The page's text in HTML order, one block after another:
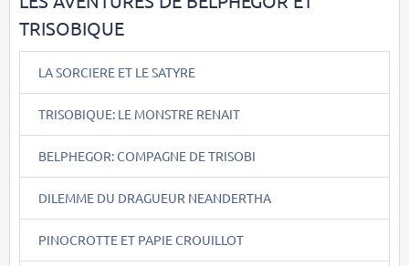
TRISOBIQUE
LA SORCIERE ET LE SATYRE
TRISOBIQUE: LE MONSTRE RENAIT
BELPHEGOR: COMPAGNE DE TRISOBI
DILEMME DU DRAGUEUR NEANDERTHA
PINOCROTTE ET PAPIE CROUILLOT